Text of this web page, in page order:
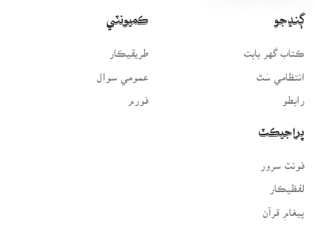
ڳنڍجو
ڪتاب گهر بابت
انتظامي سَٿ
رابطو
ڪميونٽي
طريقيڪار
عمومي سوال
فورم
پراجيڪٽ
لفظيڪار
پيغامِ قرآن